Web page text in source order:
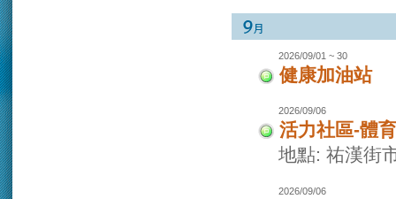
2026/09/01 ~ 30
健康加油站
2026/09/06
活力社區-體
地點: 祐漢街
2026/09/06